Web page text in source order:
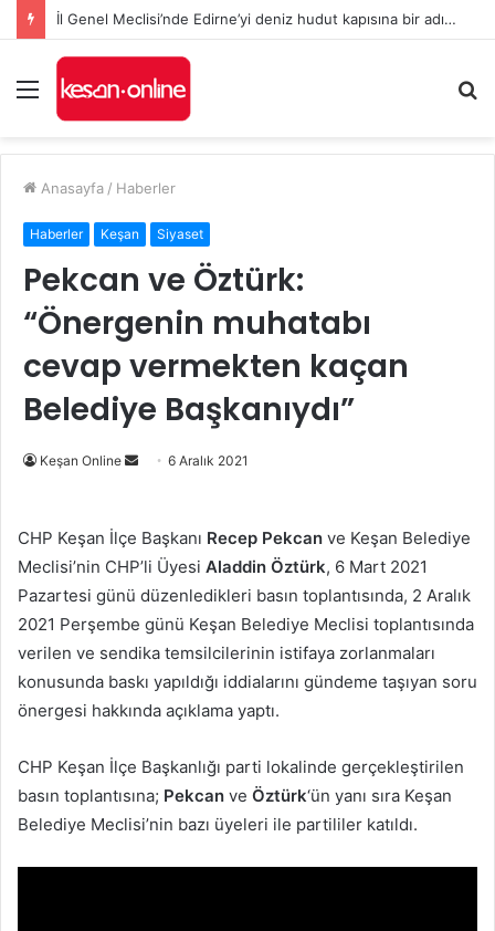
İl Genel Meclisi’nde Edirne’yi deniz hudut kapısına bir adım daha yaklaştıran Enez Limanı kararı
Menü
...
Anasayfa / Haberler
Haberler Keşan Siyaset
Pekcan ve Öztürk:
“Önergenin muhatabı
cevap vermekten kaçan
Belediye Başkanıydı”
Keşan Online
Bir
göndermek
6 Aralık 2021
CHP Keşan İlçe Başkanı Recep Pekcan ve Keşan Belediye
Meclisi’nin CHP’li Üyesi Aladdin Öztürk, 6 Mart 2021
Pazartesi günü düzenledikleri basın toplantısında, 2 Aralık
2021 Perşembe günü Keşan Belediye Meclisi toplantısında
verilen ve sendika temsilcilerinin istifaya zorlanmaları
konusunda baskı yapıldığı iddialarını gündeme taşıyan soru
önergesi hakkında açıklama yaptı.
CHP Keşan İlçe Başkanlığı parti lokalinde gerçekleştirilen
basın toplantısına; Pekcan ve Öztürk‘ün yanı sıra Keşan
Belediye Meclisi’nin bazı üyeleri ile partililer katıldı.